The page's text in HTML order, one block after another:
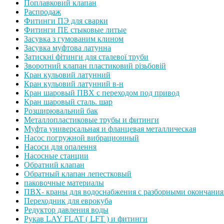
Поплавковий клапан
Распродаж
Фитинги ПЭ для сварки
Фитинги ПЕ стыковые литые
Засувка з гумованим клином
Засувка муфтова латунна
Затискні фітинги для сталевої труби
Зворотний клапан пластиковий різьбовій
Кран кульовий латунний
Кран кульовий латунний в-н
Кран шаровый ПВХ с переходом под привод
Кран шаровый сталь. шар
Розширювальний бак
Металлопластиковые трубы и фитинги
Муфта универсальная и фланцевая металлическая
Насос погружной вибрационный
Насоси для опалення
Насосные станции
Обратний клапан
Обратный клапан лепестковый
паковочные материалы
ПВХ- краны для водоснабжения с разборными
Переходник для еврокуба
Редуктор давления воды
Рукав LAY FLAT ( LFT ) и фитинги